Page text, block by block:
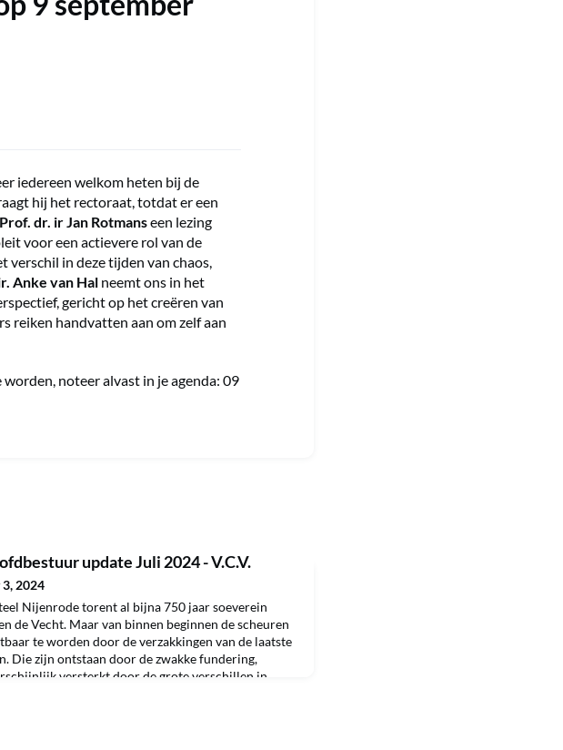
iedereen welkom heten bij de
hij het rectoraat, totdat er een
Prof. dr. ir Jan Rotmanseen lezing
voor een actievere rol van de
verschil in deze tijden van chaos,
Anke van Hal neemt ons in het
gericht op het creëren van
reiken handvatten aan om zelf aan
noteer alvast in je agenda: 09
update Juli 2024 - V.C.V.
3, 2024
Nijenrode torent al bijna 750 jaar soeverein
de Vecht. Maar van binnen beginnen de scheuren
te worden door de verzakkingen van de laatste
Die zijn ontstaan door de zwakke fundering,
versterkt door de grote verschillen in